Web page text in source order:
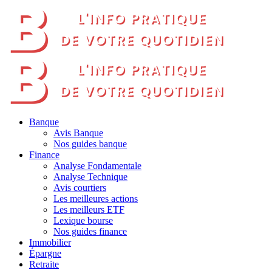
Banque
Avis Banque
Nos guides banque
Finance
Analyse Fondamentale
Analyse Technique
Avis courtiers
Les meilleures actions
Les meilleurs ETF
Lexique bourse
Nos guides finance
Immobilier
Épargne
Retraite